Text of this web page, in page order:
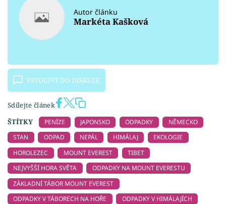
Autor článku
Markéta Kašková
VSTOUPIT DO DISKUZE
Sdílejte článek
ŠTÍTKY
PENÍZE JAPONSKO ODPADKY
NĚMECKO
STAN
ODPAD NEPÁL HIMÁLAJ
EKOLOGIE
HOROLEZEC
MOUNT EVEREST
TIBET
NEJVYŠŠÍ HORA SVĚTA
ODPADKY NA MOUNT EVERESTU
ZÁKLADNÍ TÁBOR MOUNT EVEREST
ODPADKY V TÁBORECH NA HOŘE
ODPADKY V HIMÁLAJÍCH